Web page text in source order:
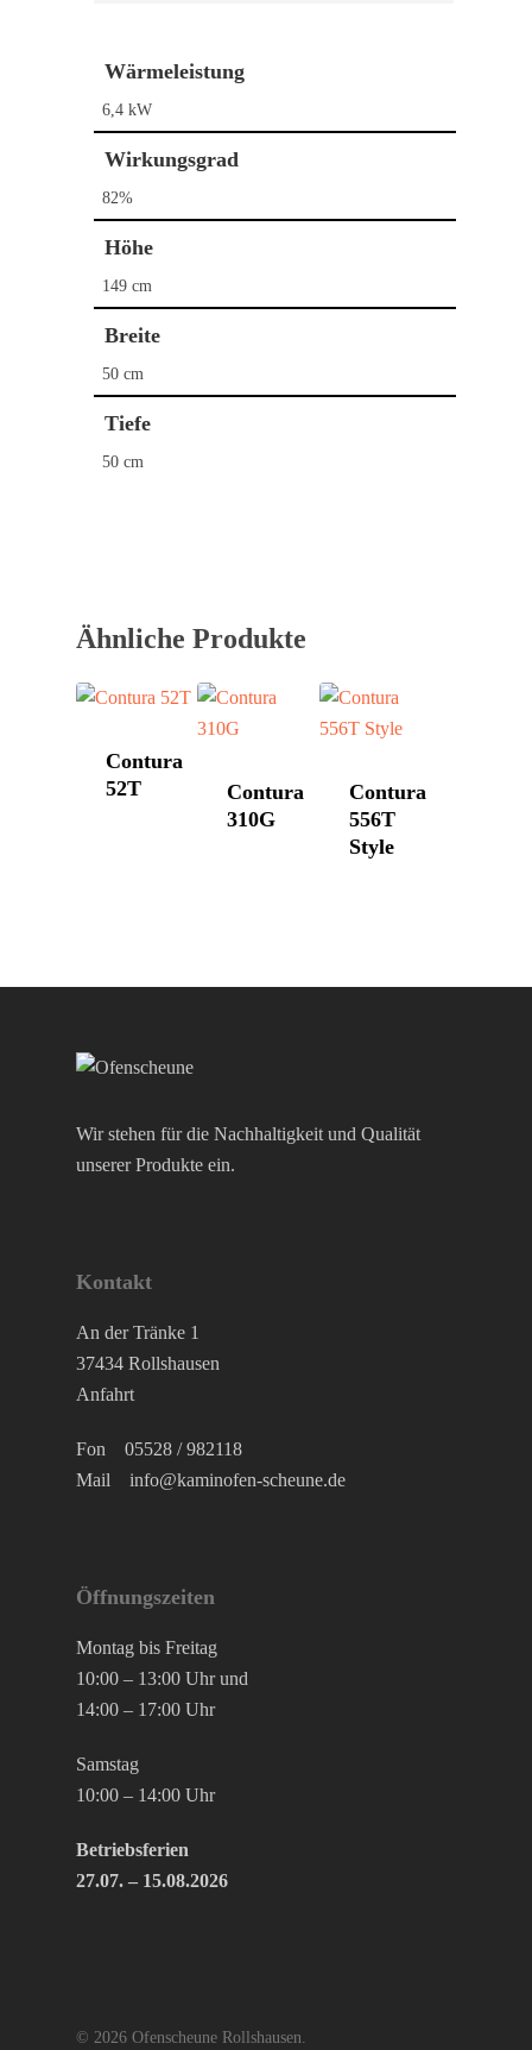
Wärmeleistung
6,4 kW
Wirkungsgrad
82%
Höhe
149 cm
Breite
50 cm
Tiefe
50 cm
Ähnliche Produkte
Contura
52T
Contura
310G
Contura
556T
Style
Wir stehen für die Nachhaltigkeit und Qualität
unserer Produkte ein.
Kontakt
An der Tränke 1
37434 Rollshausen
Anfahrt
Fon 05528 / 982118
Mail info@kaminofen-scheune.de
Öffnungszeiten
Montag bis Freitag
10:00 – 13:00 Uhr und
14:00 – 17:00 Uhr
Samstag
10:00 – 14:00 Uhr
Betriebsferien
27.07. – 15.08.2026
© 2026 Ofenscheune Rollshausen.
Kaminöfen
Nordpeis
Westbo